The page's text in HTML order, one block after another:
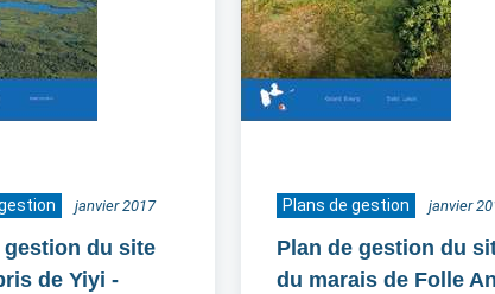
janvier 2017
gestion du site
de Yiyi -
Plans de gestion janvier
Plan de gestion du
du marais de Folle